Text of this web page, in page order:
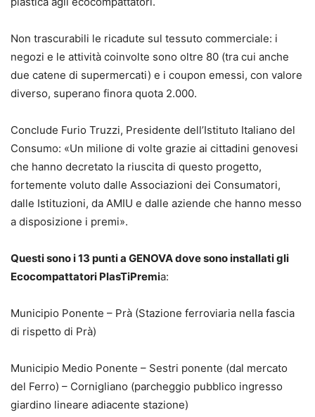
Non trascurabili le ricadute sul tessuto commerciale: i
negozi e le attività coinvolte sono oltre 80 (tra cui anche
due catene di supermercati) e i coupon emessi, con valore
diverso, superano finora quota 2.000.
Conclude Furio Truzzi, Presidente dell’Istituto Italiano del
Consumo: «Un milione di volte grazie ai cittadini genovesi
che hanno decretato la riuscita di questo progetto,
fortemente voluto dalle Associazioni dei Consumatori,
dalle Istituzioni, da AMIU e dalle aziende che hanno messo
a disposizione i premi».
Questi sono i 13 punti a GENOVA dove sono installati gli
Ecocompattatori PlasTiPremia:
Municipio Ponente – Prà (Stazione ferroviaria nella fascia
di rispetto di Prà)
Municipio Medio Ponente – Sestri ponente (dal mercato
del Ferro) – Cornigliano (parcheggio pubblico ingresso
giardino lineare adiacente stazione)